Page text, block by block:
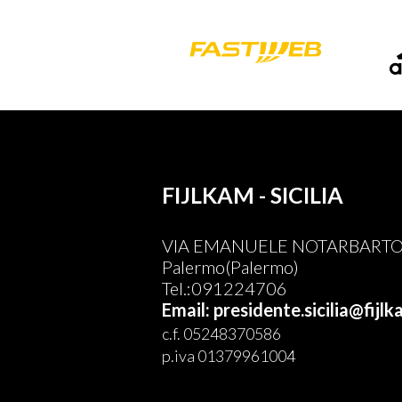
FIJLKAM - SICILIA
VIA EMANUELE
Palermo(Palermo)
Tel.:091224706
Email:
c.f. 05248370586
p.iva 01379961004